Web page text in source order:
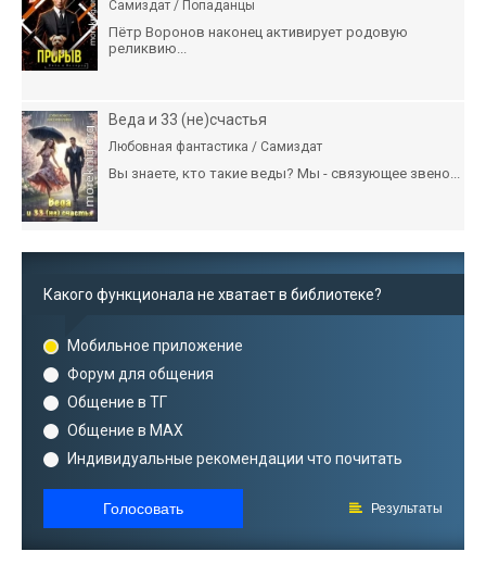
Самиздат / Попаданцы
Пётр Воронов наконец активирует родовую
реликвию...
Веда и 33 (не)счастья
Любовная фантастика / Самиздат
Вы знаете, кто такие веды? Мы - связующее звено...
Какого функционала не хватает в библиотеке?
Мобильное приложение
Форум для общения
Общение в ТГ
Общение в MAX
Индивидуальные рекомендации что почитать
Голосовать Результаты